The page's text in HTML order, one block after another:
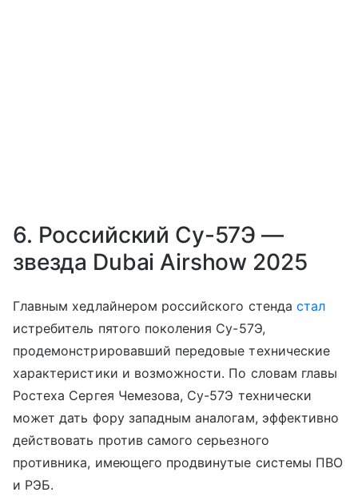
6. Российский Су-57Э —
звезда Dubai Airshow 2025
Главным хедлайнером российского стенда стал
истребитель пятого поколения Су-57Э,
продемонстрировавший передовые технические
характеристики и возможности. По словам главы
Ростеха Сергея Чемезова, Су-57Э технически
может дать фору западным аналогам, эффективно
действовать против самого серьезного
противника, имеющего продвинутые системы ПВО
и РЭБ.